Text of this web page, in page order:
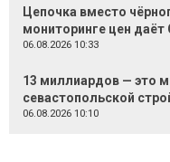
Цепочка вместо
мониторинге цен
06.08.2026 10:33
13 миллиардов — это
севастопольской
06.08.2026 10:10